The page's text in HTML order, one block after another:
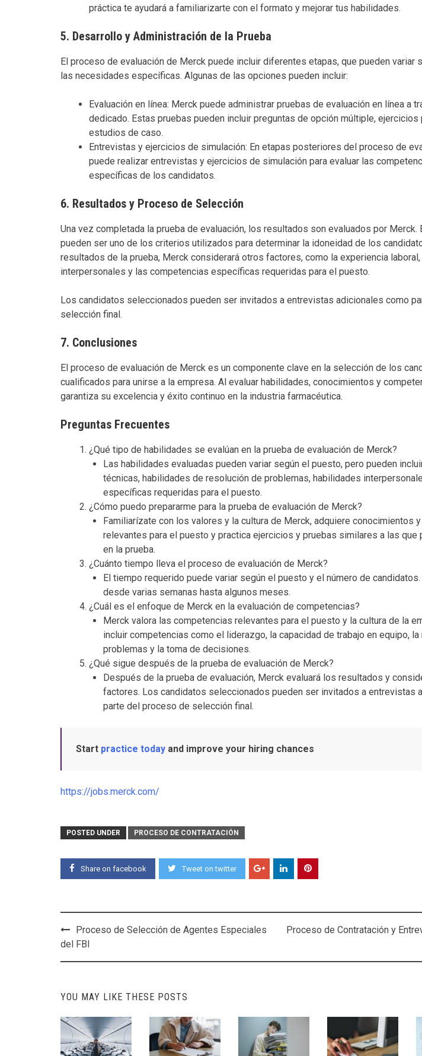
práctica te ayudará a familiarizarte con el formato y mejorar tus habilidades.
5. Desarrollo y Administración de la Prueba
El proceso de evaluación de Merck puede incluir diferentes etapas, que pueden variar
las necesidades específicas. Algunas de las opciones pueden incluir:
Evaluación en línea: Merck puede administrar pruebas de evaluación en línea a
dedicado. Estas pruebas pueden incluir preguntas de opción múltiple, ejercicios
estudios de caso.
Entrevistas y ejercicios de simulación: En etapas posteriores del proceso de
puede realizar entrevistas y ejercicios de simulación para evaluar las
específicas de los candidatos.
6. Resultados y Proceso de Selección
Una vez completada la prueba de evaluación, los resultados son evaluados por
pueden ser uno de los criterios utilizados para determinar la idoneidad de los
resultados de la prueba, Merck considerará otros factores, como la experiencia
interpersonales y las competencias específicas requeridas para el puesto.
Los candidatos seleccionados pueden ser invitados a entrevistas adicionales como
selección final.
7. Conclusiones
El proceso de evaluación de Merck es un componente clave en la selección de los
cualificados para unirse a la empresa. Al evaluar habilidades, conocimientos y
garantiza su excelencia y éxito continuo en la industria farmacéutica.
Preguntas Frecuentes
¿Qué tipo de habilidades se evalúan en la prueba de evaluación de Merck?
Las habilidades evaluadas pueden variar según el puesto, pero pueden
técnicas, habilidades de resolución de problemas, habilidades
específicas requeridas para el puesto.
¿Cómo puedo prepararme para la prueba de evaluación de Merck?
Familiarízate con los valores y la cultura de Merck, adquiere conocimientos
relevantes para el puesto y practica ejercicios y pruebas similares a las que
en la prueba.
¿Cuánto tiempo lleva el proceso de evaluación de Merck?
El tiempo requerido puede variar según el puesto y el número de
desde varias semanas hasta algunos meses.
¿Cuál es el enfoque de Merck en la evaluación de competencias?
Merck valora las competencias relevantes para el puesto y la cultura de la
incluir competencias como el liderazgo, la capacidad de trabajo en equipo,
problemas y la toma de decisiones.
¿Qué sigue después de la prueba de evaluación de Merck?
Después de la prueba de evaluación, Merck evaluará los resultados y
factores. Los candidatos seleccionados pueden ser invitados a entrevistas
parte del proceso de selección final.
Start practice today and improve your hiring chances
https://jobs.merck.com/
POSTED UNDER PROCESO DE CONTRATACIÓN
Share on facebook Tweet on twitter
Post
navigation
Proceso de Selección de Agentes Especiales
del FBI
Proceso de Contratación y
YOU MAY LIKE THESE POSTS